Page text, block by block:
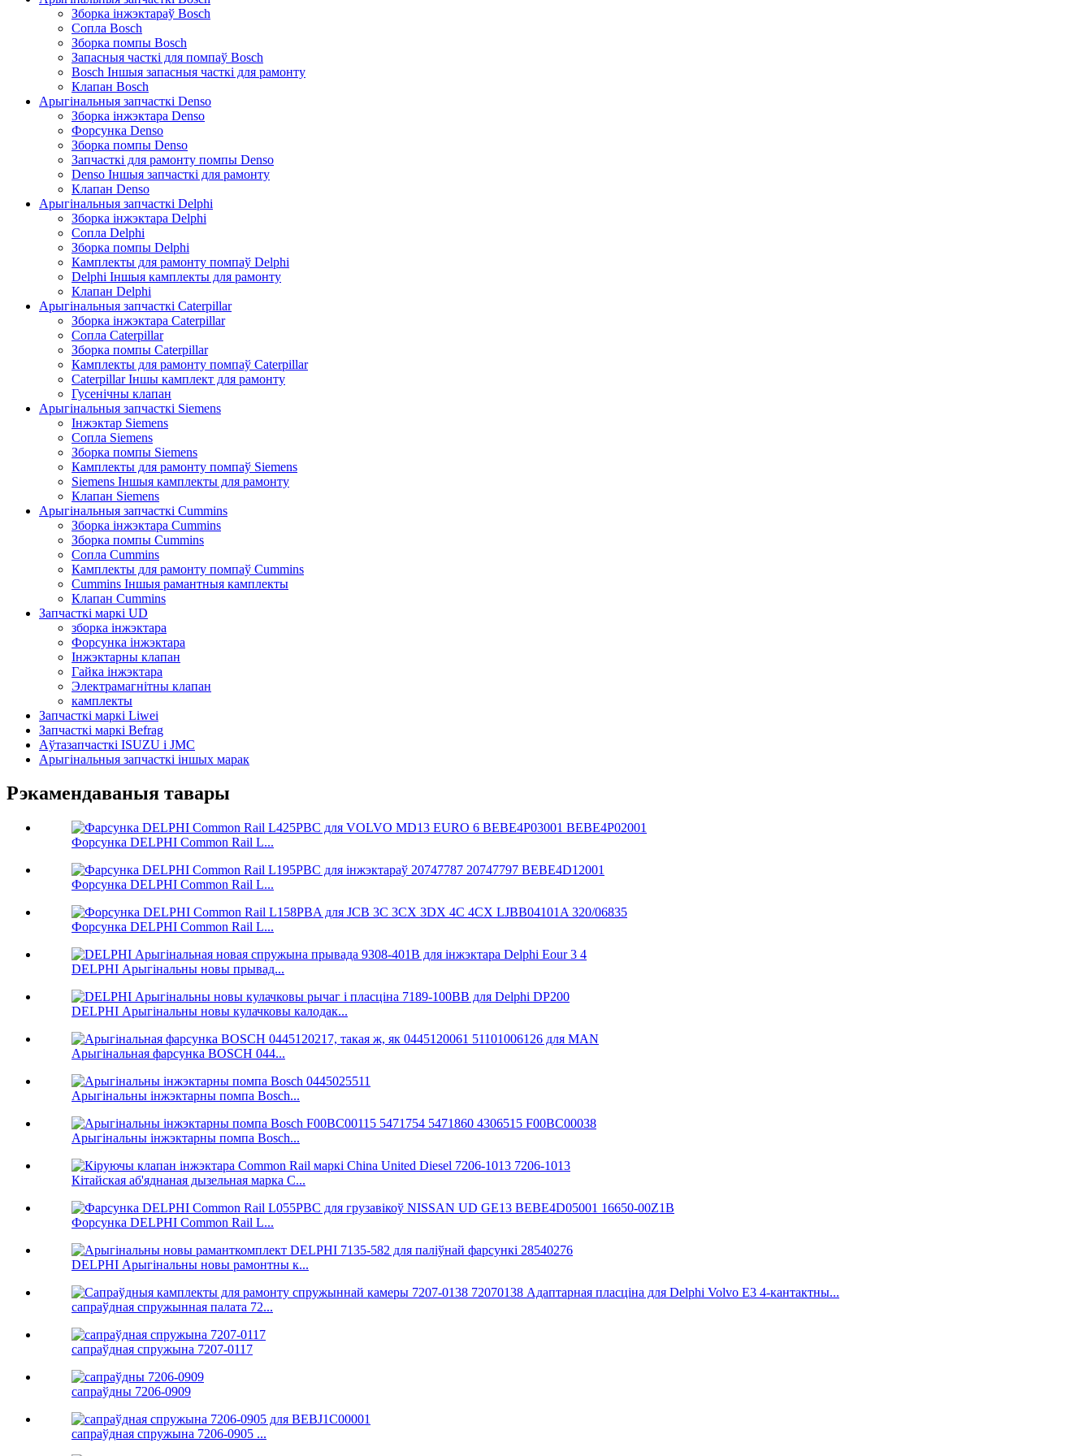
Зборка інжэктараў Bosch
Сопла Bosch
Зборка помпы Bosch
Запасныя часткі для помпаў Bosch
Bosch Іншыя запасныя часткі для рамонту
Клапан Bosch
Арыгінальныя запчасткі Denso
Зборка інжэктара Denso
Форсунка Denso
Зборка помпы Denso
Запчасткі для рамонту помпы Denso
Denso Іншыя запчасткі для рамонту
Клапан Denso
Арыгінальныя запчасткі Delphi
Зборка інжэктара Delphi
Сопла Delphi
Зборка помпы Delphi
Камплекты для рамонту помпаў Delphi
Delphi Іншыя камплекты для рамонту
Клапан Delphi
Арыгінальныя запчасткі Caterpillar
Зборка інжэктара Caterpillar
Сопла Caterpillar
Зборка помпы Caterpillar
Камплекты для рамонту помпаў Caterpillar
Caterpillar Іншы камплект для рамонту
Гусенічны клапан
Арыгінальныя запчасткі Siemens
Інжэктар Siemens
Сопла Siemens
Зборка помпы Siemens
Камплекты для рамонту помпаў Siemens
Siemens Іншыя камплекты для рамонту
Клапан Siemens
Арыгінальныя запчасткі Cummins
Зборка інжэктара Cummins
Зборка помпы Cummins
Сопла Cummins
Камплекты для рамонту помпаў Cummins
Cummins Іншыя рамантныя камплекты
Клапан Cummins
Запчасткі маркі UD
зборка інжэктара
Форсунка інжэктара
Інжэктарны клапан
Гайка інжэктара
Электрамагнітны клапан
камплекты
Запчасткі маркі Liwei
Запчасткі маркі Befrag
Аўтазапчасткі ISUZU і JMC
Арыгінальныя запчасткі іншых марак
Рэкамендаваныя тавары
Форсунка DELPHI Common Rail L...
Форсунка DELPHI Common Rail L...
Форсунка DELPHI Common Rail L...
DELPHI Арыгінальны новы прывад...
DELPHI Арыгінальны новы кулачковы калодак...
Арыгінальная фарсунка BOSCH 044...
Арыгінальны інжэктарны помпа Bosch...
Арыгінальны інжэктарны помпа Bosch...
Кітайская аб'яднаная дызельная марка C...
Форсунка DELPHI Common Rail L...
DELPHI Арыгінальны новы рамонтны к...
сапраўдная спружынная палата 72...
сапраўдная спружына 7207-0117
сапраўдны 7206-0909
сапраўдная спружына 7206-0905 ...